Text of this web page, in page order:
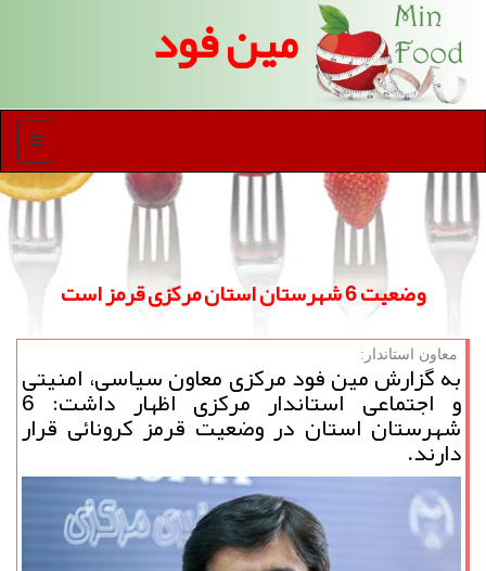
مین فود
منو
وضعیت 6 شهرستان استان مركزی قرمز است
معاون استاندار:
به گزارش مین فود مركزی معاون سیاسی، امنیتی
و اجتماعی استاندار مركزی اظهار داشت: 6
شهرستان استان در وضعیت قرمز كرونائی قرار
دارند.